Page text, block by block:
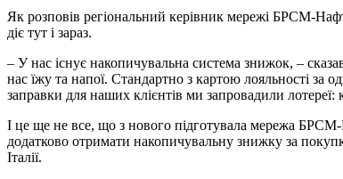
Як розповів регіональний керівник мережі БРСМ-
діє тут і зараз.
– У нас існує накопичувальна система знижок, –
нас їжу та напої. Стандартно з картою лояльності за
заправки для наших клієнтів ми запровадили
І це ще не все, що з нового підготувала мережа
додатково отримати накопичувальну знижку за
Італії.